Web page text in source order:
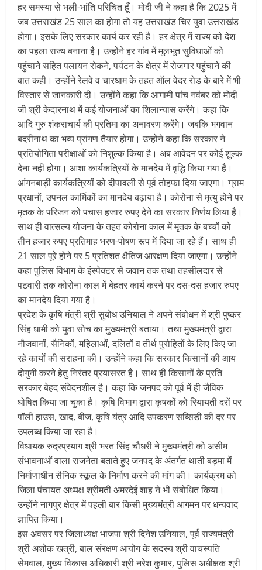
हर समस्या से भली-भांति परिचित हूँ। मोदी जी ने कहा है कि 2025 में
जब उत्तराखंड 25 साल का होगा तो यह उत्तराखंड चिर युवा उत्तराखंड
होगा। इसके लिए सरकार कार्य कर रही है। हर क्षेत्र में राज्य को देश
का पहला राज्य बनाना है। उन्होंने हर गांव में मूलभूत सुविधाओं को
पहुंचाने सहित पलायन रोकने, पर्यटन के क्षेत्र में रोजगार पहुंचाने की
बात कही। उन्होंने रेलवे व चारधाम के तहत ऑल वेदर रोड के बारे में भी
विस्तार से जानकारी दी। उन्होंने कहा कि आगामी पांच नवंबर को मोदी
जी श्री केदारनाथ में कई योजनाओं का शिलान्यास करेंगे। कहा कि
आदि गुरु शंकराचार्य की प्रतिमा का अनावरण करेंगे। जबकि भगवान
बदरीनाथ का भव्य प्रांगण तैयार होगा। उन्होंने कहा कि सरकार ने
प्रतियोगिता परीक्षाओं को निशुल्क किया है। अब आवेदन पर कोई शुल्क
देना नहीं होगा। आशा कार्यकत्रियों के मानदेय में वृद्धि किया गया है।
आंगनबाड़ी कार्यकत्रियों को दीपावली से पूर्व तोहफा दिया जाएगा। ग्राम
प्रधानों, उपनल कार्मिकों का मानदेय बढ़ाया है। कोरोना से मृत्यु होने पर
मृतक के परिजन को पचास हजार रुपए देने का सरकार निर्णय लिया है।
साथ ही वात्सल्य योजना के तहत कोरोना काल में मृतक के बच्चों को
तीन हजार रुपए प्रतिमाह भरण-पोषण रूप में दिया जा रहे हैं। साथ ही
21 साल पूरे होने पर 5 प्रतिशत क्षैतिज आरक्षण दिया जाएगा। उन्होंने
कहा पुलिस विभाग के इंस्पेक्टर से जवान तक तथा तहसीलदार से
पटवारी तक कोरोना काल में बेहतर कार्य करने पर दस-दस हजार रुपए
का मानदेय दिया गया है।
प्रदेश के कृषि मंत्री श्री सुबोध उनियाल ने अपने संबोधन में श्री पुष्कर
सिंह धामी को युवा सोच का मुख्यमंत्री बताया। तथा मुख्यमंत्री द्वारा
नौजवानों, सैनिकों, महिलाओं, दलितों व तीर्थ पुरोहितों के लिए किए जा
रहे कार्यों की सराहना की। उन्होंने कहा कि सरकार किसानों की आय
दोगुनी करने हेतु निरंतर प्रयासरत है। साथ ही किसानों के प्रति
सरकार बेहद संवेदनशील है। कहा कि जनपद को पूर्व में ही जैविक
घोषित किया जा चुका है। कृषि विभाग द्वारा कृषकों को रियायती दरों पर
पॉली हाउस, खाद, बीज, कृषि यंत्र आदि उपकरण सब्सिडी की दर पर
उपलब्ध किया जा रहा है।
विधायक रुद्रप्रयाग श्री भरत सिंह चौधरी ने मुख्यमंत्री को असीम
संभावनाओं वाला राजनेता बताते हुए जनपद के अंतर्गत थाती बड़मा में
निर्माणाधीन सैनिक स्कूल के निर्माण करने की मांग की। कार्यक्रम को
जिला पंचायत अध्यक्ष श्रीमती अमरदेई शाह ने भी संबोधित किया।
उन्होंने नागपुर क्षेत्र में पहली बार किसी मुख्यमंत्री आगमन पर धन्यवाद
ज्ञापित किया।
इस अवसर पर जिलाध्यक्ष भाजपा श्री दिनेश उनियाल, पूर्व राज्यमंत्री
श्री अशोक खत्री, बाल संरक्षण आयोग के सदस्य श्री वाचस्पति
सेमवाल, मुख्य विकास अधिकारी श्री नरेश कुमार, पुलिस अधीक्षक श्री